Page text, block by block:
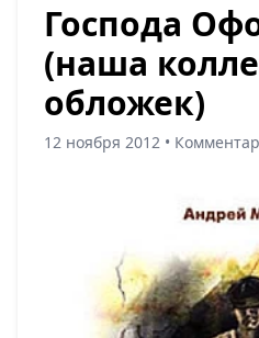
Господа
(наша
обложек)
12 ноября 2012 •